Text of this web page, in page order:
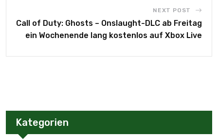
NEXT POST
Call of Duty: Ghosts – Onslaught-DLC ab Freitag
ein Wochenende lang kostenlos auf Xbox Live
Kategorien